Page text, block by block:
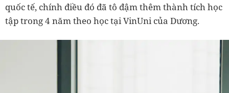
quốc tế, chính điều đó đã tô đậm thêm thành tích học
tập trong 4 năm theo học tại VinUni của Dương.